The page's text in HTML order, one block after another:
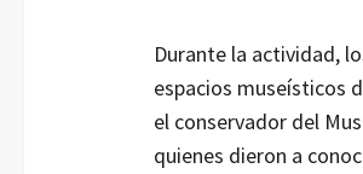
Durante la actividad,
espacios museísticos
el conservador del
quienes dieron a